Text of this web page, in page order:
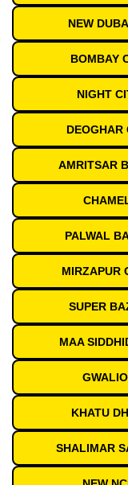
NEW
BOMBAY
NIGHT
DEOGHAR
AMRITSAR
PALWAL
MIRZAPUR
SUPER
MAA
KHATU
SHALIMAR